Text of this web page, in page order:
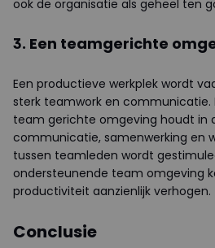
ook de organisatie als geheel ten
3. Een teamgerichte
Een productieve werkplek wordt
sterk teamwork en communicatie.
team gerichte omgeving houdt in
communicatie, samenwerking en
tussen teamleden wordt
ondersteunende team omgeving
productiviteit aanzienlijk verhogen.
Conclusie